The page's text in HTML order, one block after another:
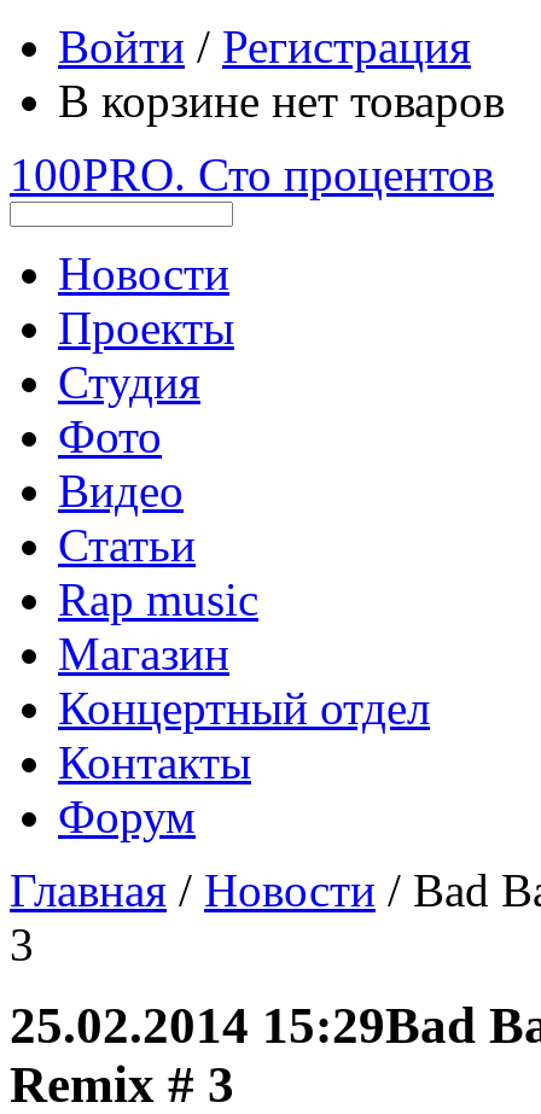
Войти / Регистрация
В корзине нет товаров
100PRO. Сто процентов
Новости
Проекты
Студия
Фото
Видео
Статьи
Rap music
Магазин
Концертный отдел
Контакты
Форум
Главная / Новости / Bad
3
25.02.2014 15:29Bad
Remix # 3